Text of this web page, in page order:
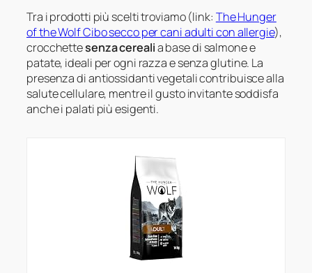
Tra i prodotti più scelti troviamo (link: The Hunger
of the Wolf Cibo secco per cani adulti con allergie),
crocchettesenza cerealia base di salmone e
patate, ideali per ogni razza e senza glutine. La
presenza di antiossidanti vegetali contribuisce alla
salute cellulare, mentre il gusto invitante soddisfa
anche i palati più esigenti.